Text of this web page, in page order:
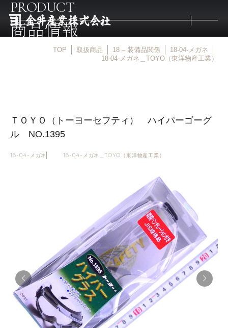
取扱メーカー
金井産業の強み
採用情報
PRODUCT
商品情報
TOP 取扱商品 18 – 装備品関係
18-04-メガネ
18-04-メガネ＿TOYO（東洋物産工業）
ＴＯＹＯ（トーヨーセフティ） ハイパーゴーグ
ル NO.1395
18-04-メガネ 18-04-メガネ＿TOYO（東洋物産工業）